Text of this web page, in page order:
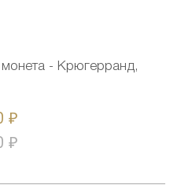
монета - Крюгерранд,
₽
₽